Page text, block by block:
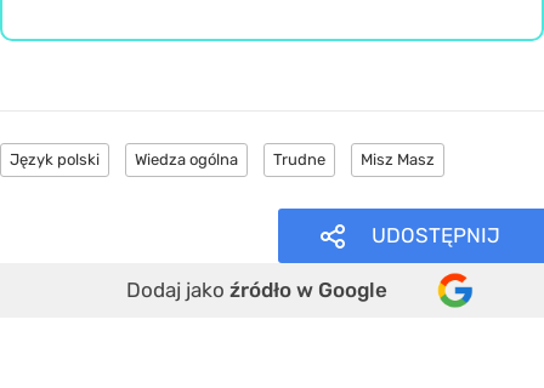
Język polski Wiedza ogólna Trudne Misz Masz
UDOSTĘPNIJ
Dodaj jako źródło w Google